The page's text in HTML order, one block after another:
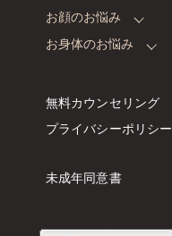
お顔のお悩み
お身体のお悩み
無料カウンセリング
プライバシーポリシー
未成年同意書